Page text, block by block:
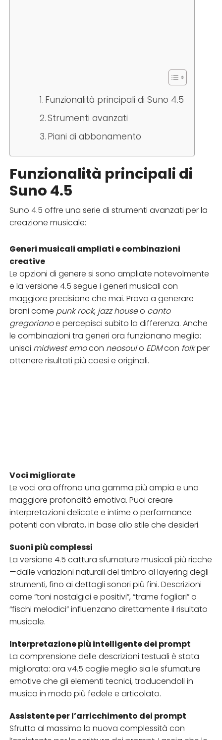
Funzionalità principali di Suno 4.5
Strumenti avanzati
Piani di abbonamento
Funzionalità principali di
Suno 4.5
Suno 4.5 offre una serie di strumenti avanzati per la
creazione musicale:
Generi musicali ampliati e combinazioni
creative
Le opzioni di genere si sono ampliate notevolmente
e la versione 4.5 segue i generi musicali con
maggiore precisione che mai. Prova a generare
brani come punk rock, jazz houseo canto
gregorianoe percepisci subito la differenza. Anche
le combinazioni tra generi ora funzionano meglio:
unisci midwest emocon neosoulo EDMcon folkper
ottenere risultati più coesi e originali.
Voci migliorate
Le voci ora offrono una gamma più ampia e una
maggiore profondità emotiva. Puoi creare
interpretazioni delicate e intime o performance
potenti con vibrato, in base allo stile che desideri.
Suoni più complessi
La versione 4.5 cattura sfumature musicali più ricche
—dalle variazioni naturali del timbro al layering degli
strumenti, fino ai dettagli sonori più fini. Descrizioni
come “toni nostalgici e positivi”, “trame fogliari” o
“fischi melodici” influenzano direttamente il risultato
musicale.
Interpretazione più intelligente dei prompt
La comprensione delle descrizioni testuali è stata
migliorata: ora v4.5 coglie meglio sia le sfumature
emotive che gli elementi tecnici, traducendoli in
musica in modo più fedele e articolato.
Assistente per l’arricchimento dei prompt
Sfrutta al massimo la nuova complessità con